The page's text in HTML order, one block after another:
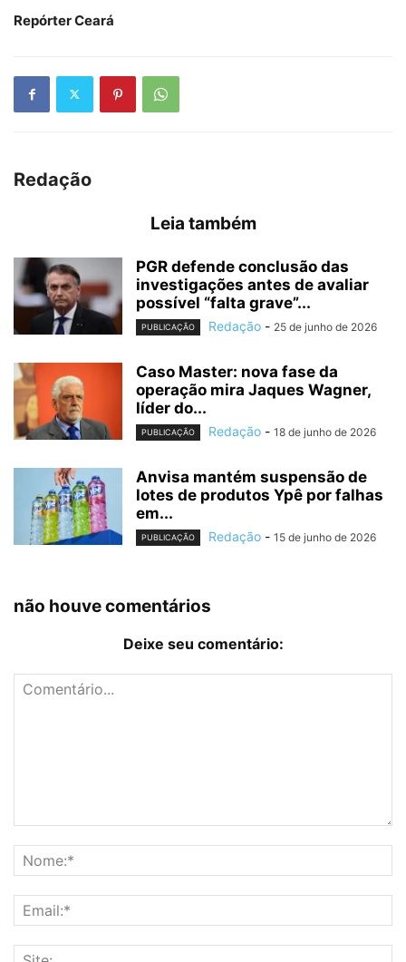
Repórter Ceará
Redação
Leia também
PGR defende conclusão das
investigações antes de avaliar
possível “falta grave”...
PUBLICAÇÃO Redação - 25 de junho de 2026
Caso Master: nova fase da
operação mira Jaques Wagner,
líder do...
PUBLICAÇÃO Redação - 18 de junho de 2026
Anvisa mantém suspensão de
lotes de produtos Ypê por falhas
em...
PUBLICAÇÃO Redação - 15 de junho de 2026
não houve comentários
Deixe seu comentário: